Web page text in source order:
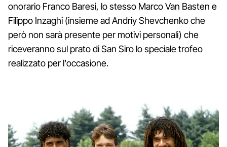
onorario Franco Baresi, lo stesso Marco Van Basten e
Filippo Inzaghi (insieme ad Andriy Shevchenko che
però non sarà presente per motivi personali) che
riceveranno sul prato di San Siro lo speciale trofeo
realizzato per l'occasione.